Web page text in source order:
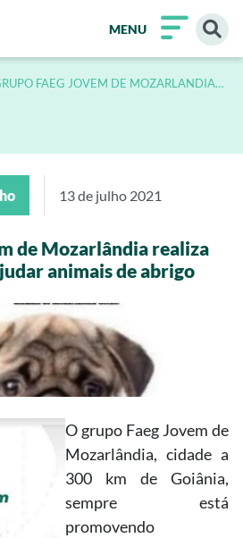
MENU
FAEG JOVEM DE MOZARLANDIA
13 de julho 2021
de Mozarlândia realiza
animais de abrigo
O grupo Faeg Jovem de
Mozarlândia, cidade a
300 km de Goiânia,
sempre está
promovendo